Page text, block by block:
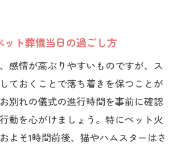
ト葬儀当日の過ごし方
感情が高ぶりやすいものですが、ス
ておくことで落ち着きを保つことが
別れの儀式の進行時間を事前に確認
動を心がけましょう。特にペット火
よそ1時間前後、猫やハムスターはさ